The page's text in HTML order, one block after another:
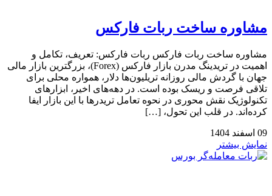
مشاوره ساخت ربات فارکس
مشاوره ساخت ربات فارکس ربات فارکس: تعریف، تکامل و
اهمیت در تریدینگ مدرن بازار فارکس (Forex)، بزرگترین بازار مالی
جهان با گردش مالی روزانه تریلیون‌ها دلار، همواره محلی برای
تلاقی فرصت و ریسک بوده است. در دهه‌های اخیر، ابزارهای
تکنولوژیک نقش محوری در نحوه تعامل تریدرها با این بازار ایفا
کرده‌اند. در قلب این تحول، […]
09 اسفند 1404
نمایش بیشتر